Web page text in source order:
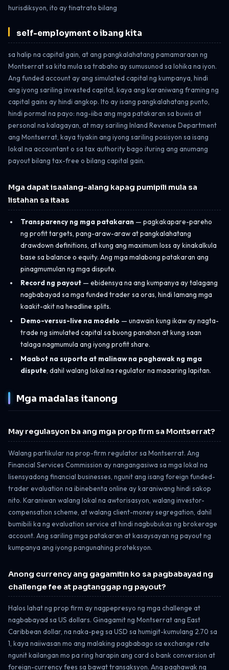
hurisdiksyon, ito ay tinatrato bilang
self-employment o ibang kita
sa halip na capital gain, at ang pangkalahatang pamamaraan ng
Montserrat sa kita mula sa trabaho ay sumusunod sa lohika na iyon.
Ang funded account ay ang simulated capital ng kumpanya, hindi
ang iyong sariling invested capital, kaya ang karaniwang framing ng
capital gains ay hindi angkop. Ito ay isang pangkalahatang punto,
hindi pormal na payo: nag-iiba ang mga patakaran sa buwis at
personal na kalagayan, at may sariling Inland Revenue Department
ang Montserrat, kaya tiyakin ang iyong sariling posisyon sa isang
lokal na accountant o sa tax authority bago ituring ang anumang
payout bilang tax-free o bilang capital gain.
Mga dapat isaalang-alang kapag pumipili mula sa
listahan sa itaas
Transparency ng mga patakaran — pagkakapare-pareho
ng profit targets, pang-araw-araw at pangkalahatang
drawdown definitions, at kung ang maximum loss ay kinakalkula
base sa balance o equity. Ang mga malabong patakaran ang
pinagmumulan ng mga dispute.
Record ng payout— ebidensya na ang kumpanya ay talagang
nagbabayad sa mga funded trader sa oras, hindi lamang mga
kaakit-akit na headline splits.
Demo-versus-live na modelo — unawain kung ikaw ay nagta-
trade ng simulated capital sa buong panahon at kung saan
talaga nagmumula ang iyong profit share.
Maabot na suporta at malinaw na paghawak ng mga
dispute, dahil walang lokal na regulator na maaaring lapitan.
Mga madalas itanong
May regulasyon ba ang mga prop firm sa Montserrat?
Walang partikular na prop-firm regulator sa Montserrat. Ang
Financial Services Commission ay nangangasiwa sa mga lokal na
lisensyadong financial businesses, ngunit ang isang foreign funded-
trader evaluation na ibinebenta online ay karaniwang hindi sakop
nito. Karaniwan walang lokal na awtorisasyon, walang investor-
compensation scheme, at walang client-money segregation, dahil
bumibili ka ng evaluation service at hindi nagbubukas ng brokerage
account. Ang sariling mga patakaran at kasaysayan ng payout ng
kumpanya ang iyong pangunahing proteksyon.
Anong currency ang gagamitin ko sa pagbabayad ng
challenge fee at pagtanggap ng payout?
Halos lahat ng prop firm ay nagpepresyo ng mga challenge at
nagbabayad sa US dollars. Ginagamit ng Montserrat ang East
Caribbean dollar, na naka-peg sa USD sa humigit-kumulang 2.70 sa
1, kaya naiiwasan mo ang malaking pagbabago sa exchange rate
ngunit kailangan mo pa ring harapin ang card o bank conversion at
foreign-currency fees sa bawat transaksyon. Ang paghawak ng